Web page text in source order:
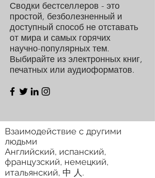
Сводки бестселлеров - это
простой, безболезненный и
доступный способ не отставать
от мира и самых горячих
научно-популярных тем.
Выбирайте из электронных книг,
печатных или аудиоформатов.
Взаимодействие с другими
людьми
Английский, испанский,
французский, немецкий,
итальянский, 中 人.